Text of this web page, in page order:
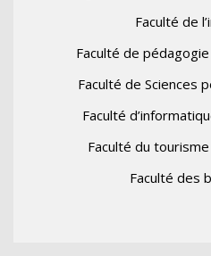
Faculté de
Faculté de
Faculté de Sciences
Faculté
Faculté du
Faculté des